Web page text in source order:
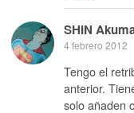
SHIN
4 febrero 2012
Tengo el
anterior.
solo añaden